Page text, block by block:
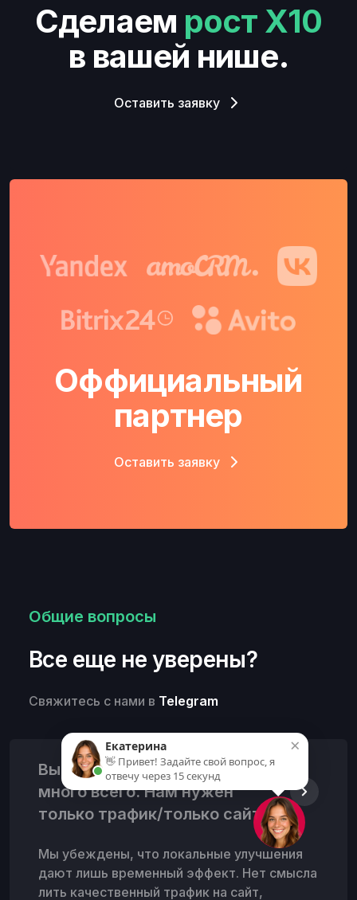
Сделаем рост Х10
в вашей нише.
Оставить заявку
Оффициальный
партнер
Оставить заявку
Общие вопросы
Все еще не уверены?
Свяжитесь с нами в Telegram
Вы предлагаете слишком
много всего. Нам нужен
только трафик/только сайт.
Мы убеждены, что локальные улучшения
дают лишь временный эффект. Нет смысла
лить качественный трафик на сайт,
×
Екатерина
👋 Привет! Задайте свой вопрос, я
отвечу через 15 секунд